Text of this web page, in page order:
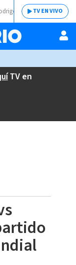
ChavesTV EN VIVO
TV en